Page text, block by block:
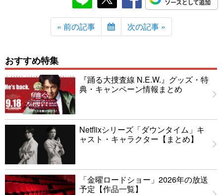
« 前の記事 次の記事 »
おすすめ特集
『踊る大捜査線 N.E.W.』グッズ・特
典・キャンペーン情報まとめ
Netflixシリーズ「ダウンタイム」キ
ャスト・キャラクター【まとめ】
「金曜ロードショー」2026年の放送
予定【作品一覧】